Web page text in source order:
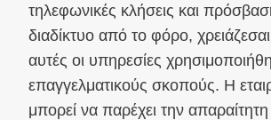
τηλεφωνικές κλήσεις και
διαδίκτυο από το φόρο,
αυτές οι υπηρεσίες
επαγγελματικούς σκοπούς. Η
μπορεί να παρέχει την